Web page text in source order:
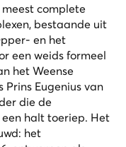
complete
bestaande uit
en het
een weids formeel
het Weense
Eugenius van
die de
halt toeriep. Het
het